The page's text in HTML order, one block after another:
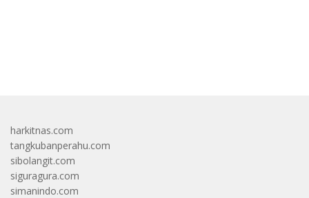
harkitnas.com
tangkubanperahu.com
sibolangit.com
siguragura.com
simanindo.com